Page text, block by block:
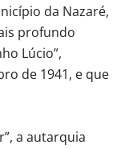
da Nazaré,
profundo
Lúcio”,
de 1941, e que
a autarquia